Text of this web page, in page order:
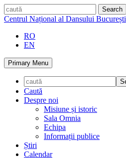
Skip
to
caută
Centrul Național al Dansului București
RO
EN
Primary Menu
Caută
Despre noi
Misiune și istoric
Sala Omnia
Echipa
Informații publice
Știri
Calendar